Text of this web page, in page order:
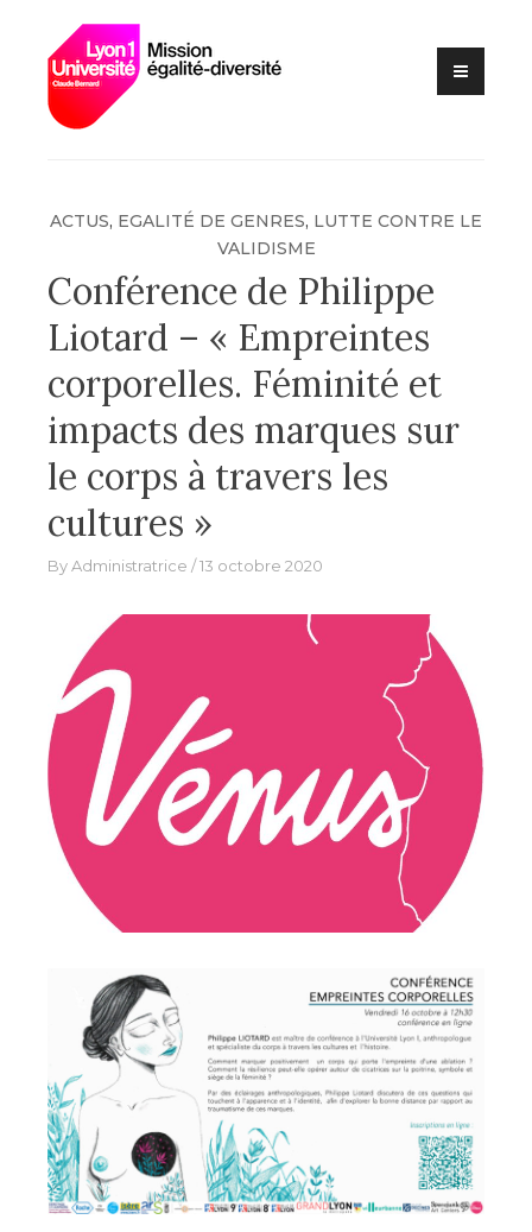
content
Bernard Lyon
1
ACTUS, EGALITÉ DE GENRES, LUTTE CONTRE LE
VALIDISME
Conférence de Philippe
Liotard – « Empreintes
corporelles. Féminité et
impacts des marques sur
le corps à travers les
cultures »
ByAdministratrice 13 octobre 2020